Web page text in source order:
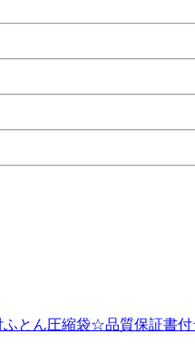
とん圧縮袋☆品質保証書